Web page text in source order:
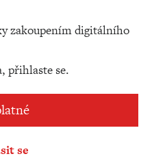
zakoupením digitálního
přihlaste se.
se